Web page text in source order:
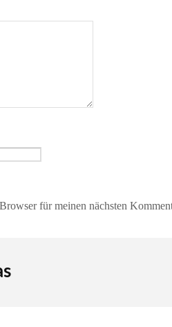
für meinen nächsten